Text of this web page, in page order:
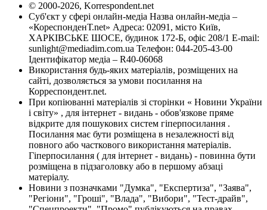
© 2000-2026, Korrespondent.net
Суб'єкт у сфері онлайн-медіа Назва онлайн-медіа –
«КореспонденТ.net» Адреса: 02091, місто Київ,
ХАРКІВСЬКЕ ШОСЕ, будинок 172-Б, офіс 208/1 E-mail:
sunlight@mediadim.com.ua Телефон: 044-205-43-00
Ідентифікатор медіа – R40-06068
Використання будь-яких матеріалів, розміщених на
сайті, дозволяється за умови посилання на
Корреспондент.net.
При копіюванні матеріалів зі сторінки « Новини України
і світу» , для інтернет - видань - обов'язкове пряме
відкрите для пошукових систем гіперпосилання .
Посилання має бути розміщена в незалежності від
повного або часткового використання матеріалів.
Гіперпосилання ( для інтернет - видань) - повинна бути
розміщена в підзаголовку або в першому абзаці
матеріалу.
Новини з позначками "Думка", "Експертиза", "Заява",
"Регіони", "Гроші", "Влада", "Вибори", "Тест-драйв",